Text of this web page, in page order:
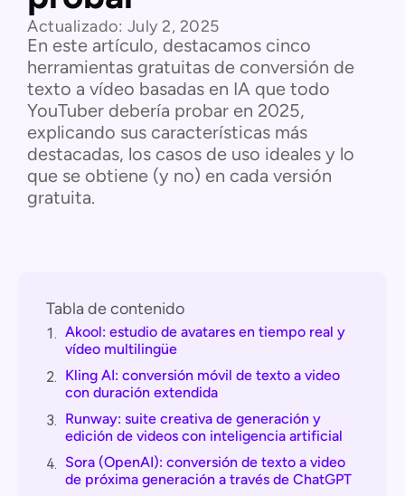
Actualizado: July 2, 2025
En este artículo, destacamos cinco
herramientas gratuitas de conversión de
texto a vídeo basadas en IA que todo
YouTuber debería probar en 2025,
explicando sus características más
destacadas, los casos de uso ideales y lo
que se obtiene (y no) en cada versión
gratuita.
Tabla de contenido
1. Akool: estudio de avatares en tiempo real y
vídeo multilingüe
2. Kling AI: conversión móvil de texto a video
con duración extendida
3. Runway: suite creativa de generación y
edición de videos con inteligencia artificial
4. Sora (OpenAI): conversión de texto a video
de próxima generación a través de ChatGPT